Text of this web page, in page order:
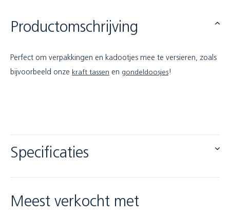
Productomschrijving
Perfect om verpakkingen en kadootjes mee te versieren, zoals
bijvoorbeeld onze kraft tassen en gondeldoosjes!
Specificaties
Meest verkocht met